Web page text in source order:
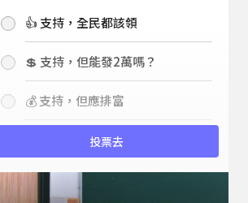
持嗎？👍 支持，全民都該領
💲 支持，但能發2萬嗎？
💰 支持，但應排富
投票去